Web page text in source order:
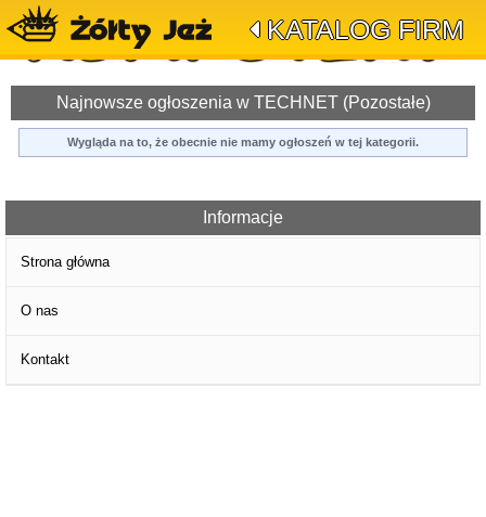
KATALOG FIRM
Najnowsze ogłoszenia w TECHNET (Pozostałe)
Wygląda na to, że obecnie nie mamy ogłoszeń w tej kategorii.
Informacje
Strona główna
O nas
Kontakt